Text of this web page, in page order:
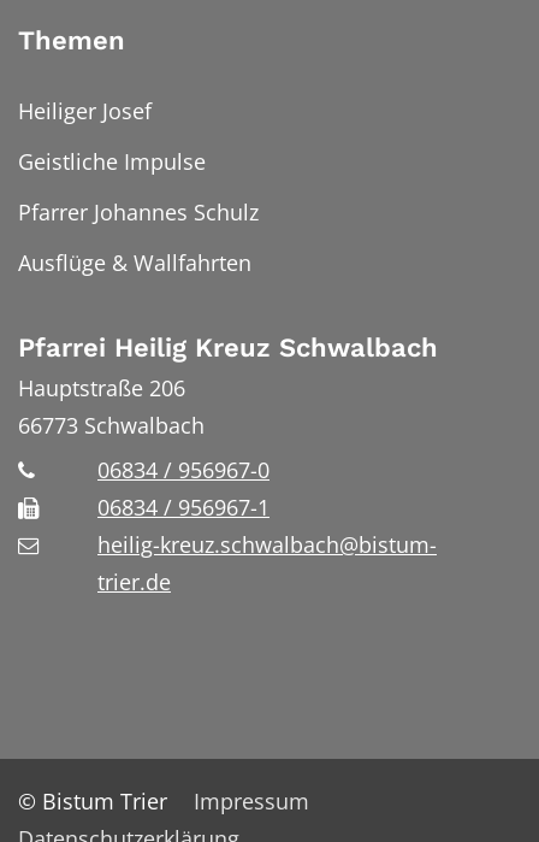
Themen
Heiliger Josef
Geistliche Impulse
Pfarrer Johannes Schulz
Ausflüge & Wallfahrten
Pfarrei Heilig Kreuz Schwalbach
Hauptstraße 206
66773 Schwalbach
06834 / 956967-0
06834 / 956967-1
heilig-kreuz.schwalbach@bistum-
trier.de
© Bistum Trier
Impressum